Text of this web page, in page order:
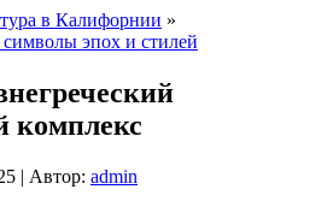
в Калифорнии »
эпох и стилей
комплекс
| Автор: admin